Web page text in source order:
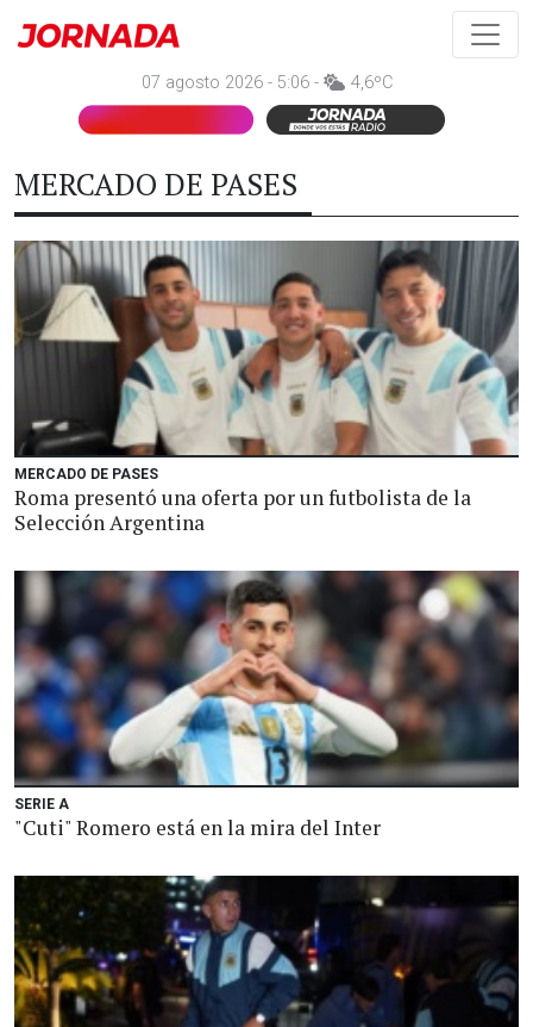
07 agosto 2026 - 5:06 - 4,6ºC
MERCADO DE PASES
MERCADO DE PASES
Roma presentó una oferta por un futbolista de la
Selección Argentina
SERIE A
"Cuti" Romero está en la mira del Inter